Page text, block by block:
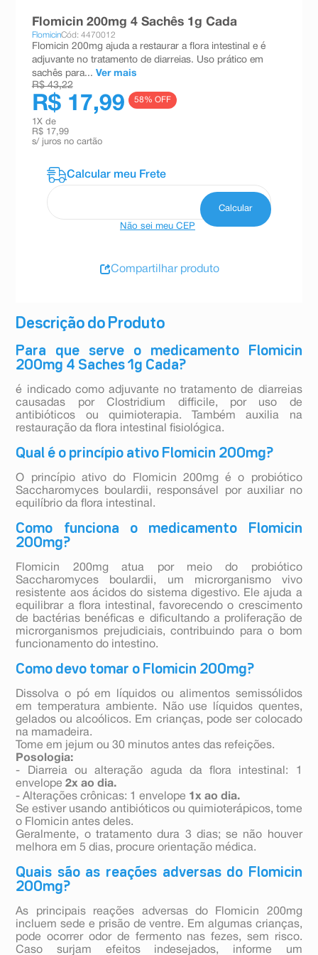
Descrição do Produto
Para que serve o medicamento Flomicin
200mg 4 Saches 1g Cada?
é indicado como adjuvante no tratamento de diarreias
causadas por Clostridium difficile, por uso de
antibióticos ou quimioterapia. Também auxilia na
restauração da flora intestinal fisiológica.
Qual é o princípio ativo Flomicin 200mg?
O princípio ativo do Flomicin 200mg é o probiótico
Saccharomyces boulardii, responsável por auxiliar no
equilíbrio da flora intestinal.
Como funciona o medicamento Flomicin
200mg?
Flomicin 200mg atua por meio do probiótico
Saccharomyces boulardii, um microrganismo vivo
resistente aos ácidos do sistema digestivo. Ele ajuda a
equilibrar a flora intestinal, favorecendo o crescimento
de bactérias benéficas e dificultando a proliferação de
microrganismos prejudiciais, contribuindo para o bom
funcionamento do intestino.
Como devo tomar o Flomicin 200mg?
Dissolva o pó em líquidos ou alimentos semissólidos
em temperatura ambiente. Não use líquidos quentes,
gelados ou alcoólicos. Em crianças, pode ser colocado
na mamadeira.
Tome em jejum ou 30 minutos antes das refeições.
Posologia:
- Diarreia ou alteração aguda da flora intestinal: 1
envelope 2x ao dia.
- Alterações crônicas: 1 envelope 1x ao dia.
Se estiver usando antibióticos ou quimioterápicos, tome
o Flomicin antes deles.
Geralmente, o tratamento dura 3 dias; se não houver
melhora em 5 dias, procure orientação médica.
Quais são as reações adversas do Flomicin
200mg?
As principais reações adversas do Flomicin 200mg
incluem sede e prisão de ventre. Em algumas crianças,
pode ocorrer odor de fermento nas fezes, sem risco.
Caso surjam efeitos indesejados, informe um
Flomicin 200mg 4 Sachês 1g Cada
FlomicinCód: 4470012
Flomicin 200mg ajuda a restaurar a flora intestinal e é
adjuvante no tratamento de diarreias. Uso prático em
sachês para... Ver mais
R$ 43,22
R$ 17,99 58% OFF
1 X de
R$ 17,99
s/ juros no cartão
Não sei meu CEP
Compartilhar produto
teste gravidez
esmalte
10ºabsorvente